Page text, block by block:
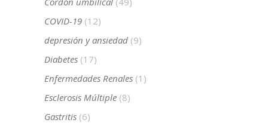
COVID-19 (12)
depresión y ansiedad (9)
Diabetes (17)
Enfermedades Renales (1)
Esclerosis Múltiple (8)
Gastritis (6)